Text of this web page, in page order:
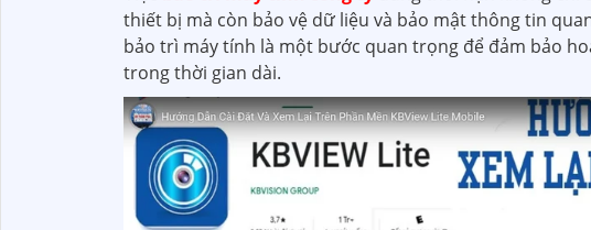
thiết bị mà còn bảo vệ dữ liệu và bảo mật thông tin
bảo trì máy tính là một bước quan trọng để đảm bảo
trong thời gian dài.